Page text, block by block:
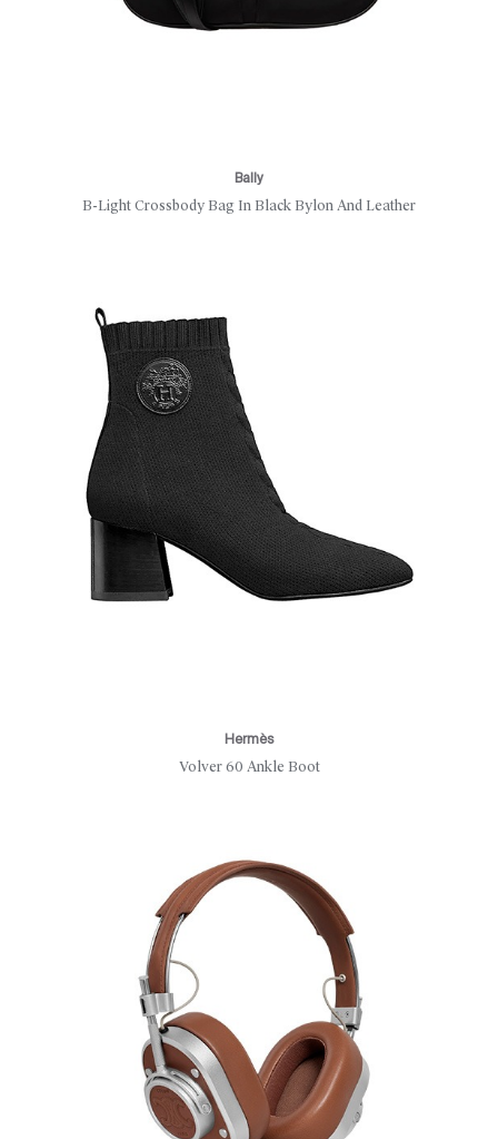
Bally
B-Light Crossbody Bag In Black Bylon And Leather
Hermès
Volver 60 Ankle Boot